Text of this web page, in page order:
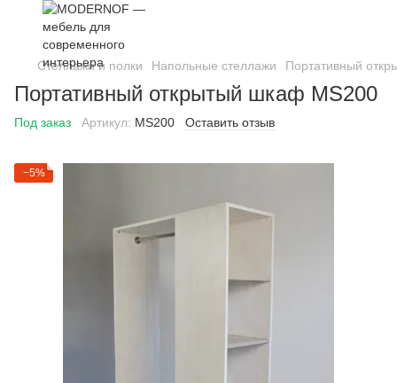
Стеллажи и полки Напольные стеллажи Портативный
Портативный открытый шкаф MS200
Под заказ Артикул: MS200 Оставить отзыв
−5%